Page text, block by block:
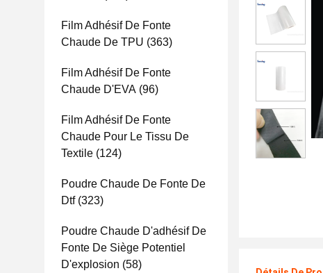
Film Adhésif De Fonte
Chaude De TPU (363)
Film Adhésif De Fonte
Chaude D'EVA (96)
Film Adhésif De Fonte
Chaude Pour Le Tissu De
Textile (124)
Poudre Chaude De Fonte De
Dtf(323)
Poudre Chaude D'adhésif De
Fonte De Siège Potentiel
D'explosion (58)